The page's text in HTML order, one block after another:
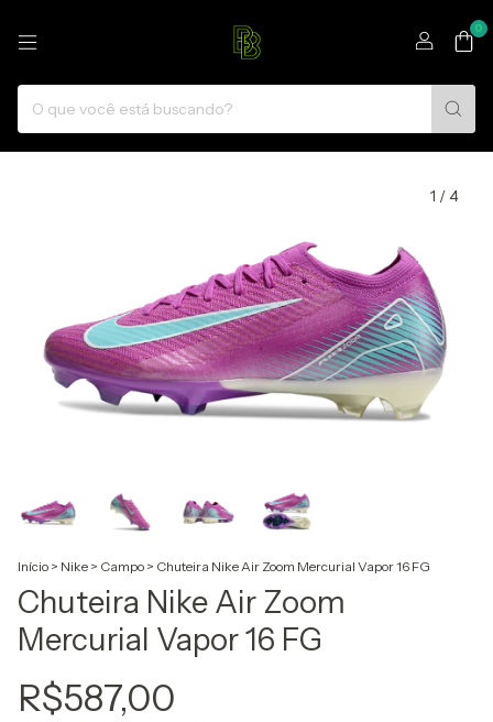
0
1 /4
Início > Nike > Campo > Chuteira Nike Air Zoom Mercurial Vapor 16 FG
Chuteira Nike Air Zoom
Mercurial Vapor 16 FG
R$587,00